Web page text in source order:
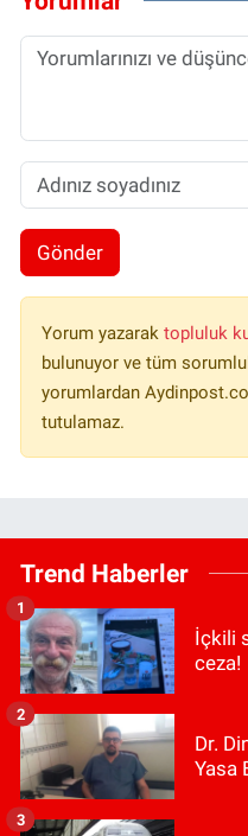
Gönder
Yorum yazarak topluluk
bulunuyor ve tüm
yorumlardan
tutulamaz.
Trend Haberler
İçkili
ceza!
1
Dr.
Yasa
2
3